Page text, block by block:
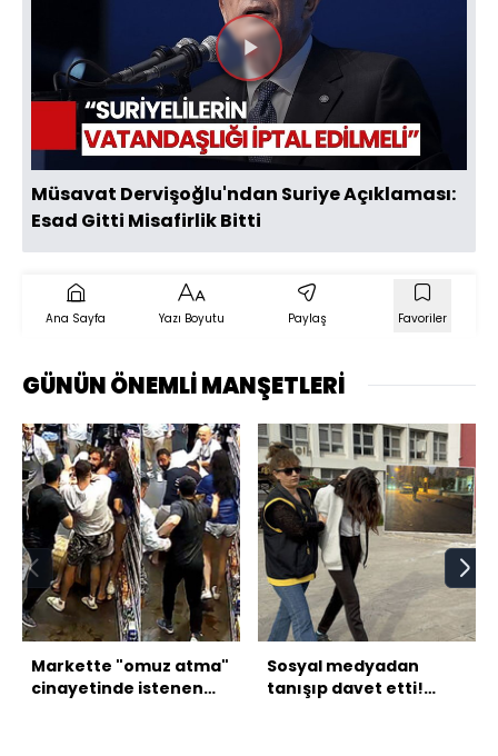
Videoyu
Oynat
Müsavat Dervişoğlu'ndan Suriye Açıklaması:
Esad Gitti Misafirlik Bitti
Ana Sayfa Yazı Boyutu Paylaş Favoriler
GÜNÜN ÖNEMLİ MANŞETLERİ
Markette "omuz atma"
cinayetinde istenen
Sosyal medyadan
tanışıp davet etti!